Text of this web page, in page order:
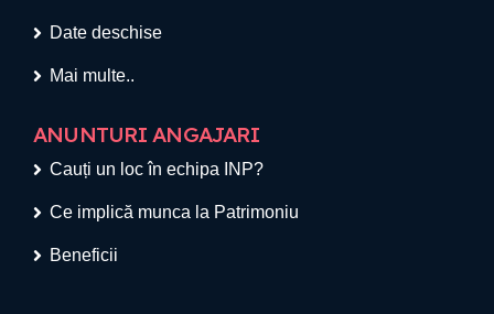
Date deschise
Mai multe..
ANUNTURI ANGAJARI
Cauți un loc în echipa INP?
Ce implică munca la Patrimoniu
Beneficii